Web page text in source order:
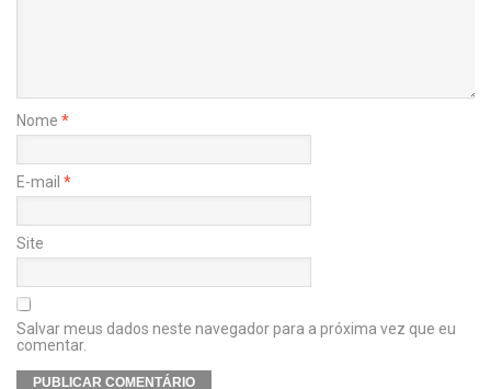
Nome *
E-mail *
Site
Salvar meus dados neste navegador para a próxima vez que eu
comentar.